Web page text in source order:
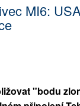
MI6:
"bodu